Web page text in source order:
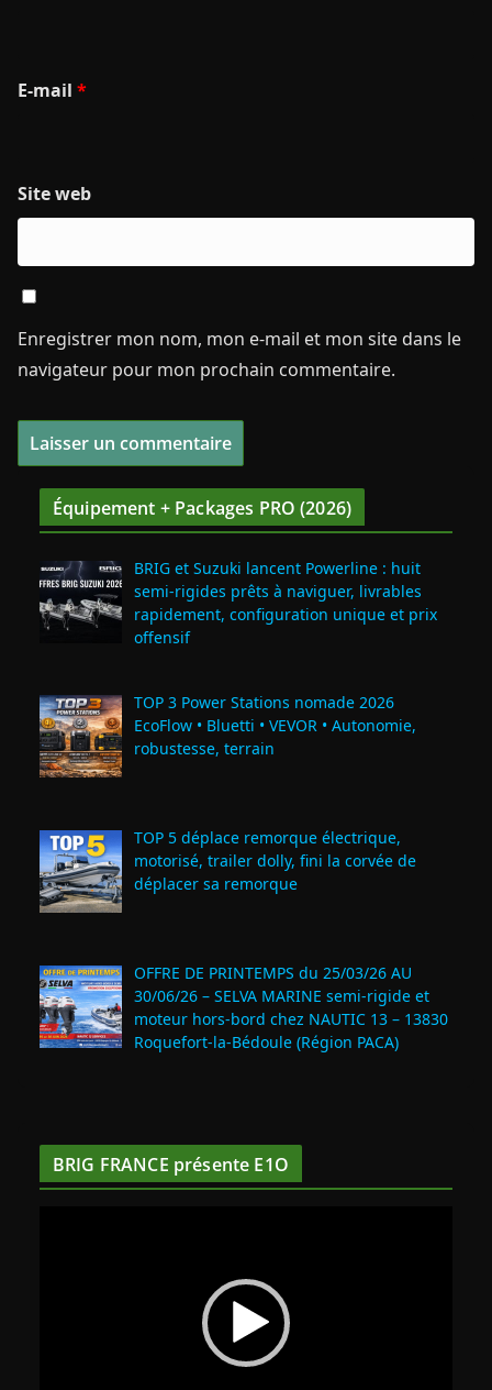
E-mail *
Site web
Enregistrer mon nom, mon e-mail et mon site dans le
navigateur pour mon prochain commentaire.
Équipement + Packages PRO (2026)
BRIG et Suzuki lancent Powerline : huit
semi‑rigides prêts à naviguer, livrables
rapidement, configuration unique et prix
offensif
TOP 3 Power Stations nomade 2026
EcoFlow • Bluetti • VEVOR • Autonomie,
robustesse, terrain
TOP 5 déplace remorque électrique,
motorisé, trailer dolly, fini la corvée de
déplacer sa remorque
OFFRE DE PRINTEMPS du 25/03/26 AU
30/06/26 – SELVA MARINE semi-rigide et
moteur hors-bord chez NAUTIC 13 – 13830
Roquefort‑la‑Bédoule (Région PACA)
BRIG FRANCE présente E1O